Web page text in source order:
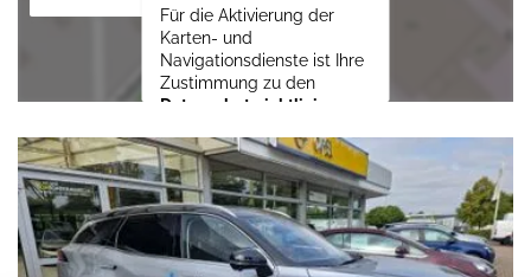
Für die Aktivierung der
Karten- und
Navigationsdienste ist Ihre
Zustimmung zu den
Datenschutzrichtlinien
LLCerforderlich.
Zustimmen und
aktivieren